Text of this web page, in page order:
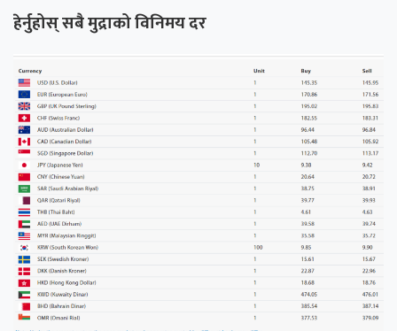
हेर्नुहोस् सबै मुद्राको विनिमय दर